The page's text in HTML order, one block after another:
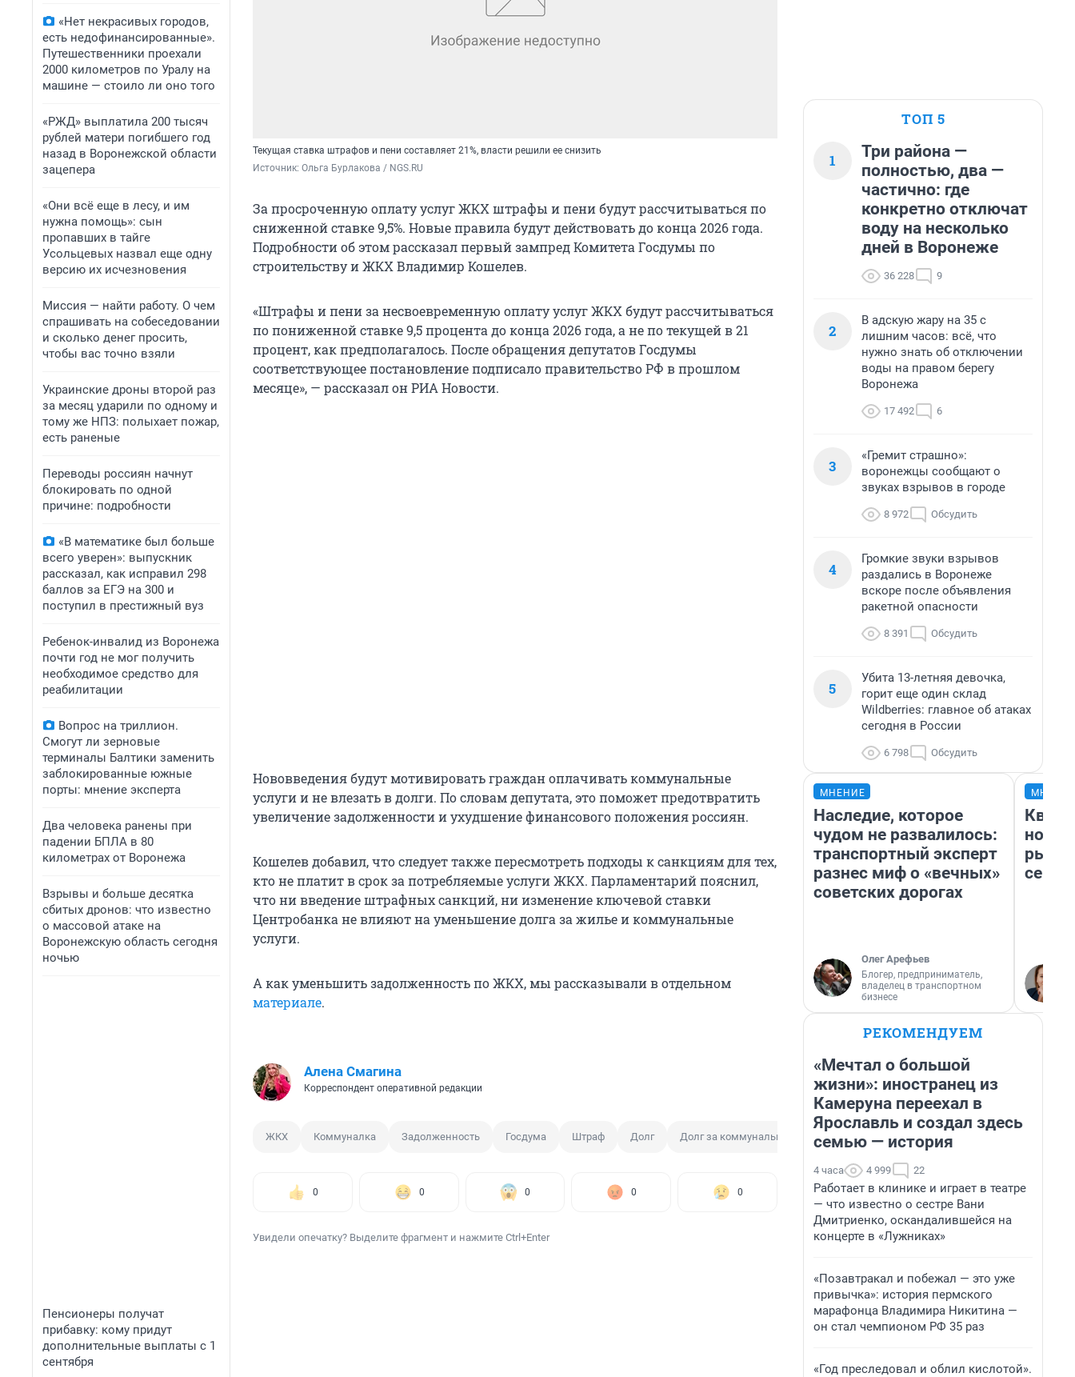
«Нет некрасивых городов,
есть недофинансированные».
Путешественники проехали
2000 километров по Уралу на
машине — стоило ли оно того
«РЖД» выплатила 200 тысяч
рублей матери погибшего год
назад в Воронежской области
зацепера
«Они всё еще в лесу, и им
нужна помощь»: сын
пропавших в тайге
Усольцевых назвал еще одну
версию их исчезновения
Миссия — найти работу. О чем
спрашивать на собеседовании
и сколько денег просить,
чтобы вас точно взяли
Украинские дроны второй раз
за месяц ударили по одному и
тому же НПЗ: полыхает пожар,
есть раненые
Переводы россиян начнут
блокировать по одной
причине: подробности
«В математике был больше
всего уверен»: выпускник
рассказал, как исправил 298
баллов за ЕГЭ на 300 и
поступил в престижный вуз
Ребенок-инвалид из Воронежа
почти год не мог получить
необходимое средство для
реабилитации
Вопрос на триллион.
Смогут ли зерновые
терминалы Балтики заменить
заблокированные южные
порты: мнение эксперта
Два человека ранены при
падении БПЛА в 80
километрах от Воронежа
Взрывы и больше десятка
сбитых дронов: что известно
о массовой атаке на
Воронежскую область сегодня
ночью
Пенсионеры получат
прибавку: кому придут
дополнительные выплаты с 1
сентября
Текущая ставка штрафов и пени составляет 21%, власти решили ее снизить
Источник: Ольга Бурлакова / NGS.RU
За просроченную оплату услуг ЖКХ штрафы и пени будут рассчитываться по
сниженной ставке 9,5%. Новые правила будут действовать до конца 2026 года.
Подробности об этом рассказал первый зампред Комитета Госдумы по
строительству и ЖКХ Владимир Кошелев.
«Штрафы и пени за несвоевременную оплату услуг ЖКХ будут рассчитываться
по пониженной ставке 9,5 процента до конца 2026 года, а не по текущей в 21
процент, как предполагалось. После обращения депутатов Госдумы
соответствующее постановление подписало правительство РФ в прошлом
месяце», — рассказал он РИА Новости.
Нововведения будут мотивировать граждан оплачивать коммунальные
услуги и не влезать в долги. По словам депутата, это поможет предотвратить
увеличение задолженности и ухудшение финансового положения россиян.
Кошелев добавил, что следует также пересмотреть подходы к санкциям для тех,
кто не платит в срок за потребляемые услуги ЖКХ. Парламентарий пояснил,
что ни введение штрафных санкций, ни изменение ключевой ставки
Центробанка не влияют на уменьшение долга за жилье и коммунальные
услуги.
А как уменьшить задолженность по ЖКХ, мы рассказывали в отдельном
материале.
Алена Смагина
Корреспондент оперативной редакции
ЖКХ Коммуналка Задолженность Госдума Штраф Долг Долг за коммунальные услуги
0 0 0 0 0
Увидели опечатку? Выделите фрагмент и нажмите Ctrl+Enter
ТОП 5
1
Три района —
полностью, два —
частично: где
конкретно отключат
воду на несколько
дней в Воронеже
36 228 9
2
В адскую жару на 35 с
лишним часов: всё, что
нужно знать об отключении
воды на правом берегу
Воронежа
17 492 6
3
«Гремит страшно»:
воронежцы сообщают о
звуках взрывов в городе
8 972 Обсудить
4
Громкие звуки взрывов
раздались в Воронеже
вскоре после объявления
ракетной опасности
8 391 Обсудить
5
Убита 13-летняя девочка,
горит еще один склад
Wildberries: главное об атаках
сегодня в России
6 798 Обсудить
МНЕНИЕ
Наследие, которое
чудом не развалилось:
транспортный эксперт
разнес миф о «вечных»
советских дорогах
Олег Арефьев
Блогер, предприниматель,
владелец в транспортном
бизнесе
но
РЕКОМЕНДУЕМ
«Мечтал о большой
жизни»: иностранец из
Камеруна переехал в
Ярославль и создал здесь
семью — история
4 часа 4 999 22
Работает в клинике и играет в театре
— что известно о сестре Вани
Дмитриенко, оскандалившейся на
концерте в «Лужниках»
«Позавтракал и побежал — это уже
привычка»: история пермского
марафонца Владимира Никитина —
он стал чемпионом РФ 35 раз
«Год преследовал и облил кислотой».